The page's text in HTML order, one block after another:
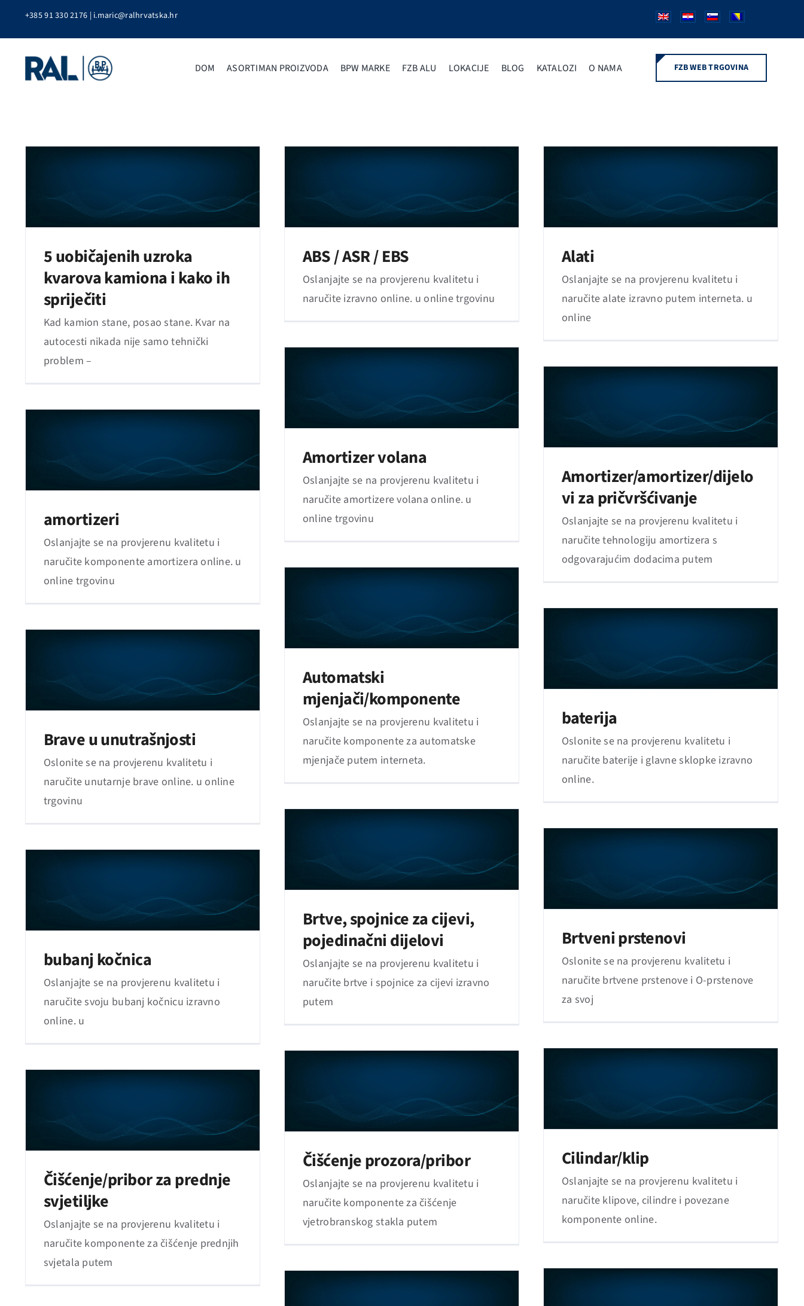
+385 91 330 2176 | i.maric@ralhrvatska.hr
DOM ASORTIMAN PROIZVODA BPW MARKE FZB ALU LOKACIJE BLOG KATALOZI O NAMA FZB WEB TRGOVINA
5 uobičajenih uzroka
kvarova kamiona i kako ih
spriječiti
Kad kamion stane, posao stane. Kvar na
autocesti nikada nije samo tehnički
problem –
ABS / ASR / EBS
Oslanjajte se na provjerenu kvalitetu i
naručite izravno online. u online trgovinu
Alati
Oslanjajte se na provjerenu kvalitetu i
naručite alate izravno putem interneta. u
online
Amortizer volana
Oslanjajte se na provjerenu kvalitetu i
naručite amortizere volana online. u
online trgovinu
Amortizer/amortizer/dijelo
vi za pričvršćivanje
Oslanjajte se na provjerenu kvalitetu i
naručite tehnologiju amortizera s
odgovarajućim dodacima putem
amortizeri
Oslanjajte se na provjerenu kvalitetu i
naručite komponente amortizera online. u
online trgovinu
Automatski
mjenjači/komponente
Oslanjajte se na provjerenu kvalitetu i
naručite komponente za automatske
mjenjače putem interneta.
baterija
Oslonite se na provjerenu kvalitetu i
naručite baterije i glavne sklopke izravno
online.
Brave u unutrašnjosti
Oslonite se na provjerenu kvalitetu i
naručite unutarnje brave online. u online
trgovinu
Brtve, spojnice za cijevi,
pojedinačni dijelovi
Oslanjajte se na provjerenu kvalitetu i
naručite brtve i spojnice za cijevi izravno
putem
Brtveni prstenovi
Oslonite se na provjerenu kvalitetu i
naručite brtvene prstenove i O-prstenove
za svoj
bubanj kočnica
Oslanjajte se na provjerenu kvalitetu i
naručite svoju bubanj kočnicu izravno
online. u
Cilindar/klip
Oslanjajte se na provjerenu kvalitetu i
naručite klipove, cilindre i povezane
komponente online.
Čišćenje prozora/pribor
Oslanjajte se na provjerenu kvalitetu i
naručite komponente za čišćenje
vjetrobranskog stakla putem
Čišćenje/pribor za prednje
svjetiljke
Oslanjajte se na provjerenu kvalitetu i
naručite komponente za čišćenje prednjih
svjetala putem